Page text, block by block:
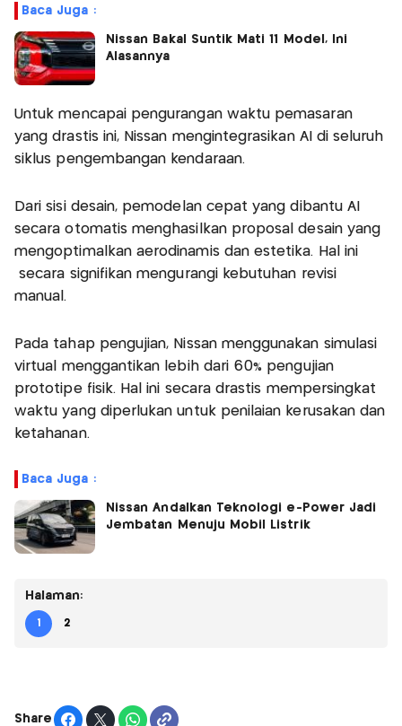
Baca Juga :
Nissan Bakal Suntik Mati 11 Model, Ini
Alasannya
Untuk mencapai pengurangan waktu pemasaran
yang drastis ini, Nissan mengintegrasikan AI di seluruh
siklus pengembangan kendaraan.
Dari sisi desain, pemodelan cepat yang dibantu AI
secara otomatis menghasilkan proposal desain yang
mengoptimalkan aerodinamis dan estetika. Hal ini
secara signifikan mengurangi kebutuhan revisi
manual.
Pada tahap pengujian, Nissan menggunakan simulasi
virtual menggantikan lebih dari 60% pengujian
prototipe fisik. Hal ini secara drastis mempersingkat
waktu yang diperlukan untuk penilaian kerusakan dan
ketahanan.
Baca Juga :
Nissan Andalkan Teknologi e-Power Jadi
Jembatan Menuju Mobil Listrik
Halaman:
1 2
Share